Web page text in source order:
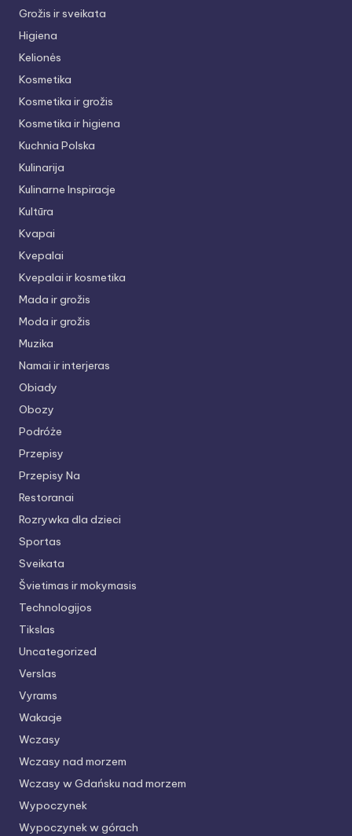
Grožis ir sveikata
Higiena
Kelionės
Kosmetika
Kosmetika ir grožis
Kosmetika ir higiena
Kuchnia Polska
Kulinarija
Kulinarne Inspiracje
Kultūra
Kvapai
Kvepalai
Kvepalai ir kosmetika
Mada ir grožis
Moda ir grožis
Muzika
Namai ir interjeras
Obiady
Obozy
Podróże
Przepisy
Przepisy Na
Restoranai
Rozrywka dla dzieci
Sportas
Sveikata
Švietimas ir mokymasis
Technologijos
Tikslas
Uncategorized
Verslas
Vyrams
Wakacje
Wczasy
Wczasy nad morzem
Wczasy w Gdańsku nad morzem
Wypoczynek
Wypoczynek w górach